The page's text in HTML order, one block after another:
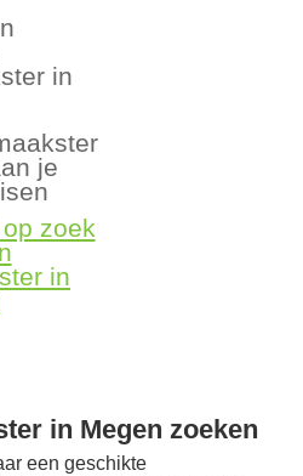
in
je
zoek
in
in Megen zoeken
een geschikte